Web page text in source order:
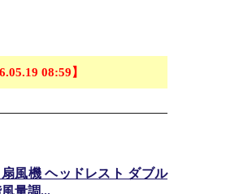
08:59】
風機 ヘッドレスト ダブル
量調...